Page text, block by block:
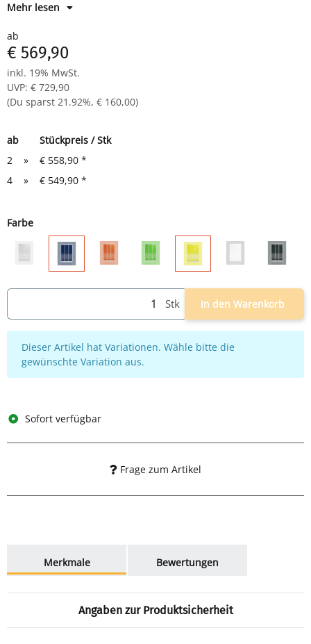
Komplett montiert und verschweißt - sofort einsatzbereit
Mehr lesen
ab
€ 569,90
inkl. 19% MwSt.
UVP: € 729,90
(Du sparst 21.92%, € 160,00)
ab
Stückpreis / Stk
2
» € 558,90 *
4
» € 549,90 *
Farbe
Stk In den Warenkorb
x
Dieser Artikel hat Variationen. Wähle bitte die
gewünschte Variation aus.
Sofort verfügbar
Frage zum Artikel
Merkmale
Bewertungen
Angaben zur Produktsicherheit